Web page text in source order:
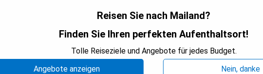
Reisen Sie nach Mailand?
Finden Sie Ihren perfekten Aufenthaltsort!
Tolle Reiseziele und Angebote für jedes Budget.
Angebote anzeigen
Nein, danke